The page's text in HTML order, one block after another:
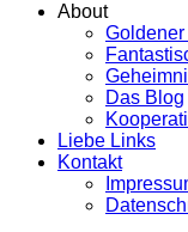
About
Goldener
Das Blog
Liebe Links
Kontakt